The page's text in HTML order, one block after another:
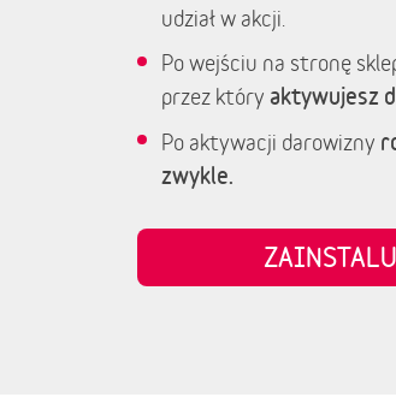
udział w akcji.
Po wejściu na stronę
przez który aktywujesz
Po aktywacji darowizny
zwykle.